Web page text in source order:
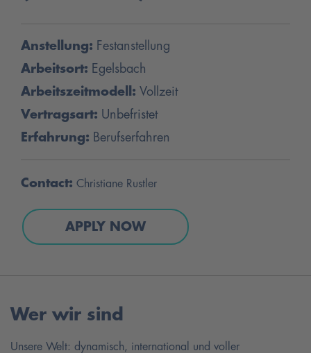
Anstellung: Festanstellung
Arbeitsort: Egelsbach
Arbeitszeitmodell: Vollzeit
Vertragsart: Unbefristet
Erfahrung: Berufserfahren
Contact: Christiane Rustler
APPLY NOW
Wer wir sind
Unsere Welt: dynamisch, international und voller